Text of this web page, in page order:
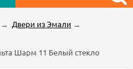
→ Двери из Эмали →
Шарм 11 Белый стекло